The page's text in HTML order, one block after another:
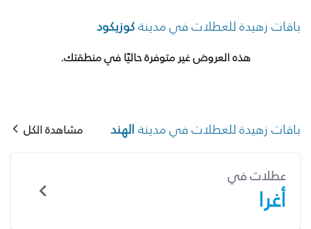
باقات زهيدة للعطلات في مدينةكوزيكود
هذه العروض غير متوفرة حاليًا في منطقتك.
باقات زهيدة للعطلات في مدينة الهند مشاهدة الكل
عطلات في
أغرا